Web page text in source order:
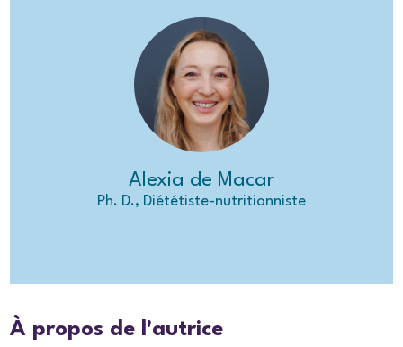
Alexia de Macar
Ph. D., Diététiste-nutritionniste
À propos de l'autrice